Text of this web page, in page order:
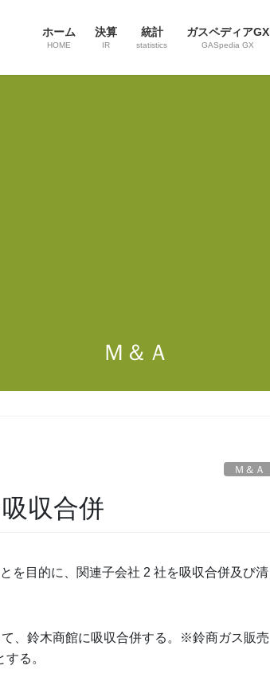
ホーム
HOME
決算
IR
統計
statistics
ガスペディアGX
GASpedia GX
Ｍ＆Ａ
Ｍ＆Ａ
収合併
を目的に、関連子会社 2 社を吸収合併及び清
、鈴木商館に吸収合併する。※鈴商ガス販売
る。